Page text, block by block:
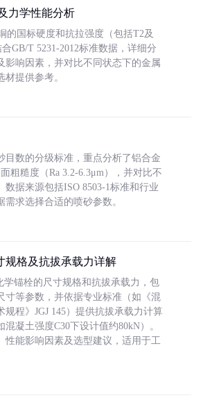
力学性能分析
的国标硬度和抗拉强度（包括T2及
GB/T 5231-2012标准数据，详细分
影响因素，并对比不同状态下的金属
提供参考。
目数的分级标准，重点分析了铝合金
粗糙度（Ra 3.2-6.3μm），并对比不
数据来源包括ISO 8503-1标准和行业
需求选择合适的喷砂参数。
规格及抗拔承载力详解
学锚栓的尺寸规格和抗拔承载力，包
寸等参数，并依据专业标准（如《混
规程》JGJ 145）提供抗拔承载力计算
凝土强度C30下设计值约80kN）。
性能影响因素及选型建议，适用于工